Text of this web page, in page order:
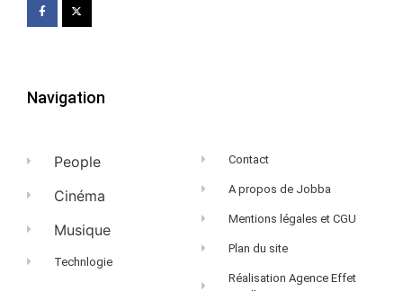
Navigation
People
Cinéma
Musique
Technlogie
Contact
A propos de Jobba
Mentions légales et CGU
Plan du site
Réalisation Agence Effet